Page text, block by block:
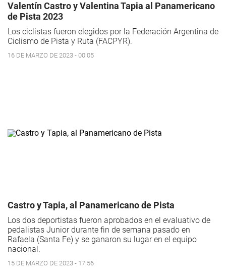
Valentín Castro y Valentina Tapia al Panamericano
de Pista 2023
Los ciclistas fueron elegidos por la Federación Argentina de
Ciclismo de Pista y Ruta (FACPYR).
16 DE MARZO DE 2023 - 00:05
Castro y Tapia, al Panamericano de Pista
Los dos deportistas fueron aprobados en el evaluativo de
pedalistas Junior durante fin de semana pasado en
Rafaela (Santa Fe) y se ganaron su lugar en el equipo
nacional.
15 DE MARZO DE 2023 - 17:56